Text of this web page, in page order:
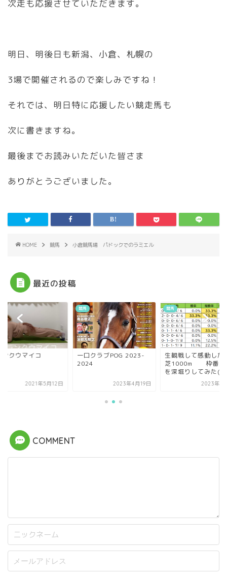
次走も応援させていただきます。
明日、明後日も新潟、小倉、札幌の
3場で開催されるので楽しみですね！
それでは、明日特に応援したい競走馬も
次に書きますね。
最後までお読みいただいた皆さま
ありがとうございました。
HOME 競馬 小倉競馬場 パドックでのラミエル
最近の投稿
ンクウマイコ
2021年5月12日
競馬
一口クラブPOG 2023-
2024
2023年4月19日
競馬
生観戦して感動した
芝1000m 枠番別
を深堀りしてみた(...
2023年8
COMMENT